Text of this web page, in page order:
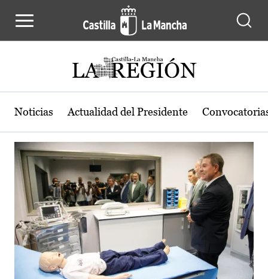
Actualidad de la región de Castilla-
Noticias Actualidad del Presidente